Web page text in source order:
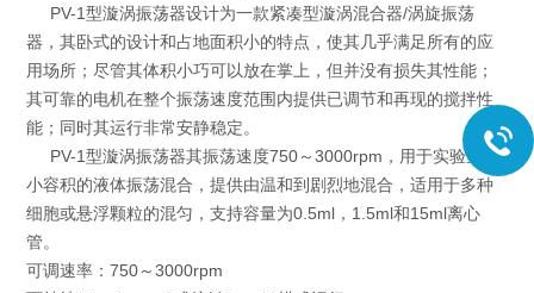
PV-1型漩涡振荡器设计为一款紧凑型漩涡混合器/涡旋振荡
器，其卧式的设计和占地面积小的特点，使其几乎满足所有的应
用场所；尽管其体积小巧可以放在掌上，但并没有损失其性能；
其可靠的电机在整个振荡速度范围内提供已调节和再现的搅拌性
能；同时其运行非常安静稳定。
PV-1型漩涡振荡器其振荡速度750～3000rpm，用于实验室中
小容积的液体振荡混合，提供由温和到剧烈地混合，适用于多种
细胞或悬浮颗粒的混匀，支持容量为0.5ml，1.5ml和15ml离心
管。
可调速率：750～3000rpm